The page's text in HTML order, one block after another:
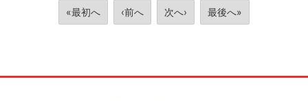
«最初へ ‹前へ 次へ› 最後へ»